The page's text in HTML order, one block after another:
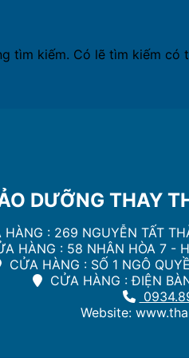
tìm kiếm. Có lẽ tìm kiếm có
DƯỠNG THAY
HÀNG : 269 NGUYỄN TẤT
HÀNG : 58 NHÂN HÒA 7 -
CỬA HÀNG : SỐ 1 NGÔ
CỬA HÀNG : ĐIỆN
Website: